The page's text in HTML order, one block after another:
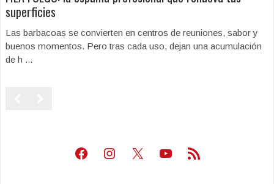
superficies
Las barbacoas se convierten en centros de reuniones, sabor y
buenos momentos. Pero tras cada uso, dejan una acumulación
de h ...
Facebook
Instagram
X Youtube
Feed RSS